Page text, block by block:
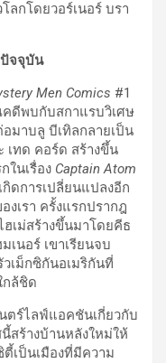
ลกโดยวอร์เนอร์ บรา
จจุบัน
Men Comics #1
คดีพบกับสกาแรบวิเศษ
มาบลู บีเทิลกลายเป็น
เทด คอร์ด สร้างขึ้น
ในเรื่อง Captain Atom
กิดการเปลี่ยนแปลงอีก
งเรา ครั้งแรกปรากฎ
ฮเม่สร้างขึ้นมาโดยคีธ
เนอร์ เขาเรียนจบ
เม็กซิกันอเมริกันที่
กล้ชิด
ตร์ไลฟ์แอคชันเกี่ยวกับ
สร้างบ้านหลังใหม่ให้
ตี้เป็นเมืองที่มีความ